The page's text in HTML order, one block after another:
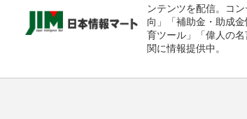
ンテンツを配信。コ
向」「補助金・助成
育ツール」「偉人の
関に情報提供中。